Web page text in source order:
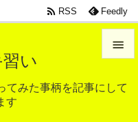
い
てみた事柄を記事にして
す

メニュ
 RSS Feedly